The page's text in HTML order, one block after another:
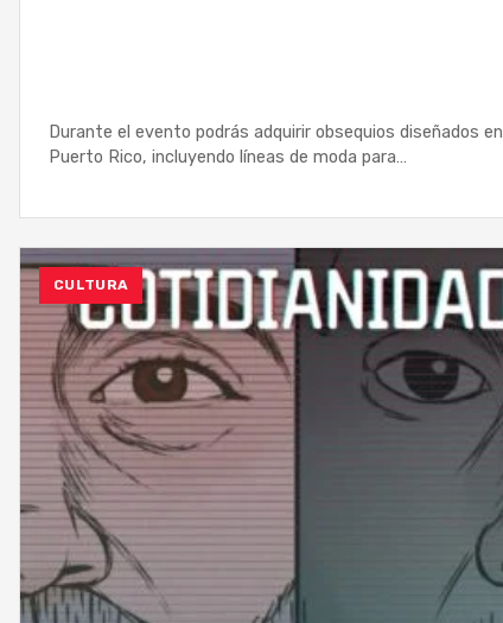
Durante el evento podrás adquirir obsequios diseñados en
Puerto Rico, incluyendo líneas de moda para…
CULTURA